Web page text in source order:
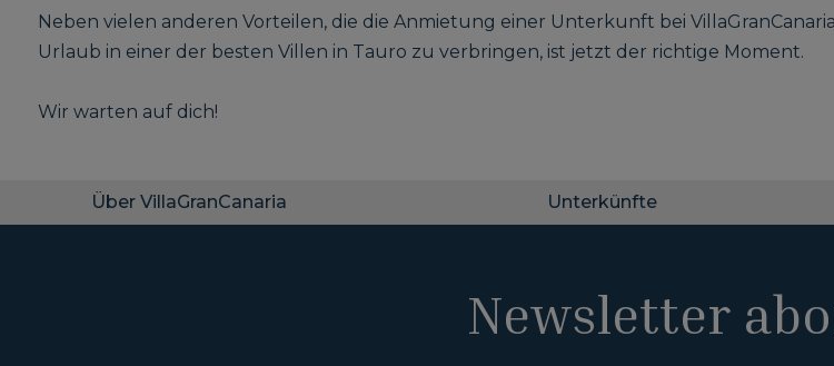
Neben vielen anderen Vorteilen, die die Anmietung einer Unterkunft bei
Urlaub in einer der besten Villen in Tauro zu verbringen, ist jetzt der richtige Moment.
Wir warten auf dich!
Über VillaGranCanaria Unterkünfte
Newsletter